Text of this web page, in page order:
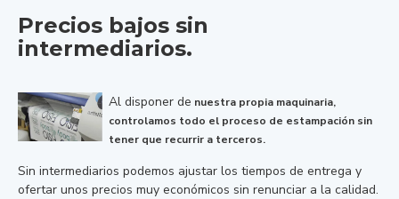
Precios bajos sin
intermediarios.
Al disponer de nuestra propia maquinaria,
controlamos todo el proceso de estampación sin
tener que recurrir a terceros.
Sin intermediarios podemos ajustar los tiempos de entrega y
ofertar unos precios muy económicos sin renunciar a la calidad.